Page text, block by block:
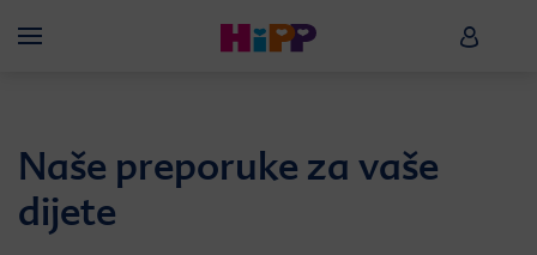
Menü HiPP
Naše preporuke za vaše
dijete